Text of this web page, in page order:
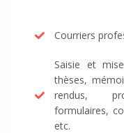
Courriers
Saisie et
thèses,
rendus,
formulaires,
etc.